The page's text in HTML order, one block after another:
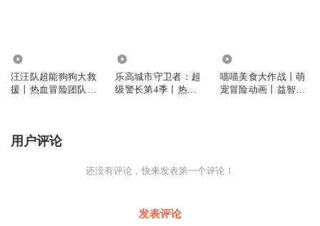
汪汪队超能狗狗大救
援丨热血冒险团队协
乐高城市守卫者：超
级警长第4季丨热血
喵喵美食大作战丨萌
宠冒险动画丨益智启
用户评论
还没有评论，快来发表第一个评论！
发表评论